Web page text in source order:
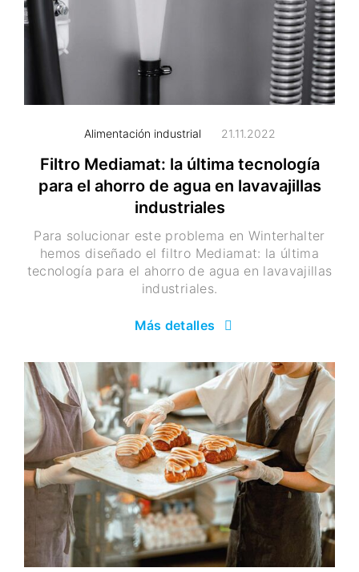
Alimentación industrial 21.11.2022
Filtro Mediamat: la última tecnología
para el ahorro de agua en lavavajillas
industriales
Para solucionar este problema en Winterhalter
hemos diseñado el filtro Mediamat: la última
tecnología para el ahorro de agua en lavavajillas
industriales.
Más detalles